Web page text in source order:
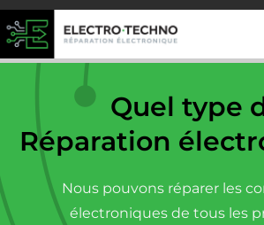
Quel type
Réparation
Nous pouvons réparer les
électroniques de tous les